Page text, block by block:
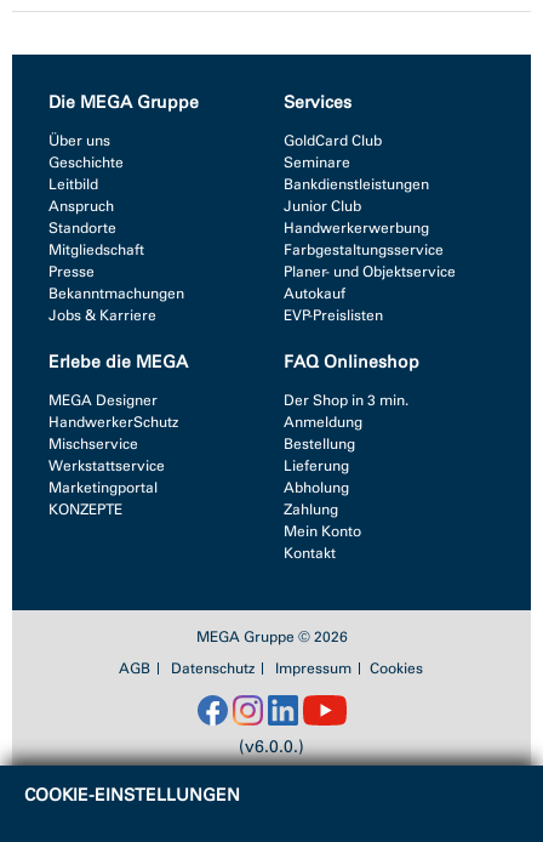
Die MEGA Gruppe
Über uns
Geschichte
Leitbild
Anspruch
Standorte
Mitgliedschaft
Presse
Bekanntmachungen
Jobs & Karriere
Services
GoldCard Club
Seminare
Bankdienstleistungen
Junior Club
Handwerkerwerbung
Farbgestaltungsservice
Planer- und Objektservice
Autokauf
EVP-Preislisten
Erlebe die MEGA
MEGA Designer
HandwerkerSchutz
Mischservice
Werkstattservice
Marketingportal
KONZEPTE
FAQ Onlineshop
Der Shop in 3 min.
Anmeldung
Bestellung
Lieferung
Abholung
Zahlung
Mein Konto
Kontakt
MEGA Gruppe © 2026
AGB
Datenschutz Impressum Cookies
(v6.0.0.)
COOKIE-EINSTELLUNGEN